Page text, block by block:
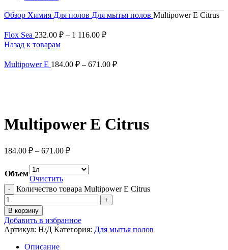
Обзор Химия Для полов Для мытья полов Multipower E Citrus
Flox Sea 232.00 ₽ – 1 116.00 ₽
Назад к товарам
Multipower E 184.00 ₽ – 671.00 ₽
Multipower E Citrus
184.00 ₽ – 671.00 ₽
Объем
Очистить
Количество товара Multipower E Citrus
В корзину
Добавить в избранное
Артикул: Н/Д Категория: Для мытья полов
Описание